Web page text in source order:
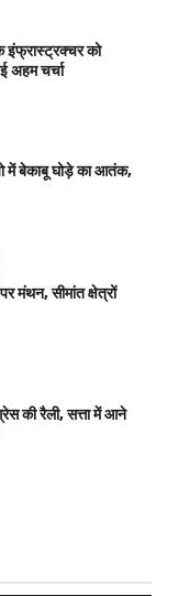
इंफ्रास्ट्रक्चर को
अहम चर्चा
में बेकाबू घोड़े का आतंक,
मंथन, सीमांत क्षेत्रों
की रैली, सत्ता में आने